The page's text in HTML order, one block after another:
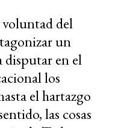
voluntad del
un
disputar en el
los
el hartazgo
las cosas